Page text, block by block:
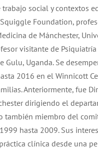
social y contextos
Foundation,
de Mánchester,
visitante de
Gulu, Uganda. Se
2016 en el Winnicott
Anteriormente, fue
dirigiendo el
también miembro del
hasta 2009. Sus
clínica desde una